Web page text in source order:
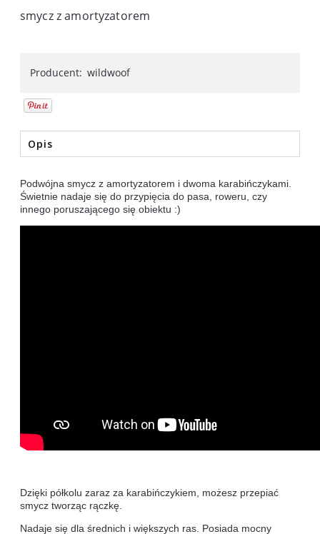
smycz z amortyzatorem
Producent: wildwoof
Opis
Podwójna smycz z amortyzatorem i dwoma karabińczykami.
Świetnie nadaje się do przypięcia do pasa, roweru, czy
innego poruszającego się obiektu :)
Dzięki półkolu zaraz za karabińczykiem, możesz przepiać
smycz tworząc rączkę.
Nadaje się dla średnich i większych ras. Posiada mocny